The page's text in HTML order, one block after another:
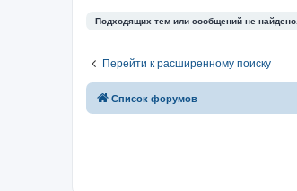
Подходящих тем или сообщений не найдено.
Перейти к расширенному поиску
Список форумов